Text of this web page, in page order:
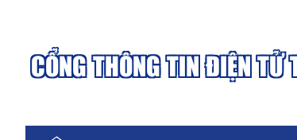
CỔNG THÔNG TIN ĐIỆN TỬ